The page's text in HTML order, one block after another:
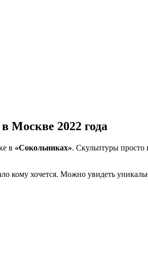
Москве 2022 года
в «Сокольниках». Скульптуры просто
кому хочется. Можно увидеть